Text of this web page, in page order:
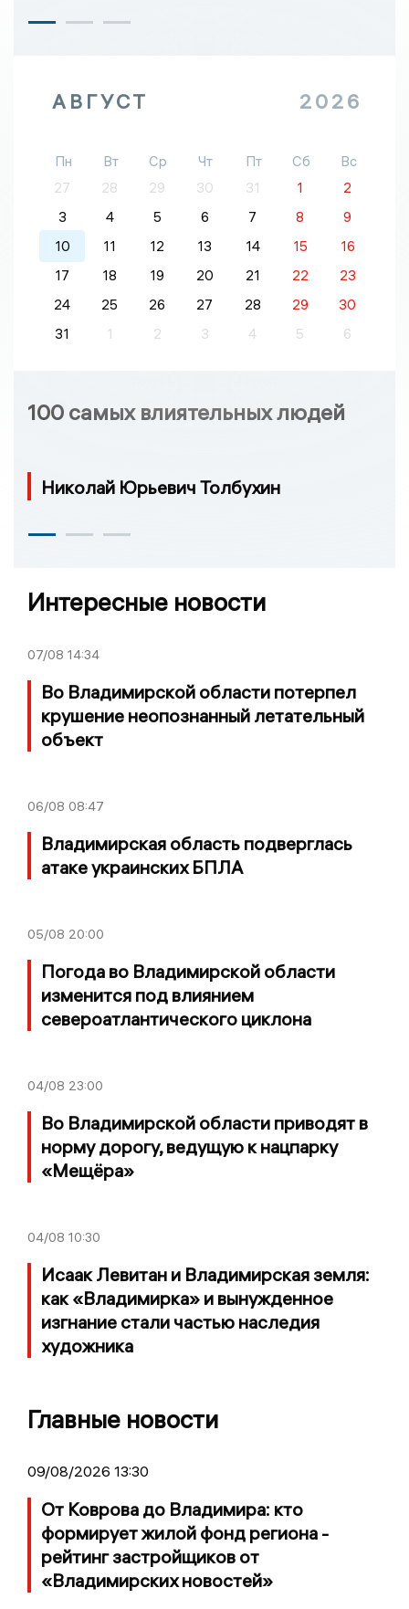
АВГУСТ 2026
Пн Вт Ср Чт Пт Сб
Вс
27
28 29 30 31 1
2
3
4 5 6 7 8
9
10
11 12 13 14 15
16
17
18 19 20 21 22
23
24
25 26 27 28 29
30
31
1 2 3 4 5 6
100 самых влиятельных людей
Николай Юрьевич Толбухин
Интересные новости
07/08 14:34
Во Владимирской области потерпел
крушение неопознанный летательный
объект
06/08 08:47
Владимирская область подверглась
атаке украинских БПЛА
05/08 20:00
Погода во Владимирской области
изменится под влиянием
североатлантического циклона
04/08 23:00
Во Владимирской области приводят в
норму дорогу, ведущую к нацпарку
«Мещёра»
04/08 10:30
Исаак Левитан и Владимирская земля:
как «Владимирка» и вынужденное
изгнание стали частью наследия
художника
Главные новости
09/08/2026 13:30
От Коврова до Владимира: кто
формирует жилой фонд региона -
рейтинг застройщиков от
«Владимирских новостей»